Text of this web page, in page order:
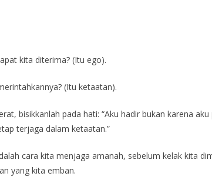
kita diterima? (Itu ego).
(Itu ketaatan).
bisikkanlah pada hati: “Aku hadir bukan karena
terjaga dalam ketaatan.”
cara kita menjaga amanah, sebelum kelak kita
yang kita emban.